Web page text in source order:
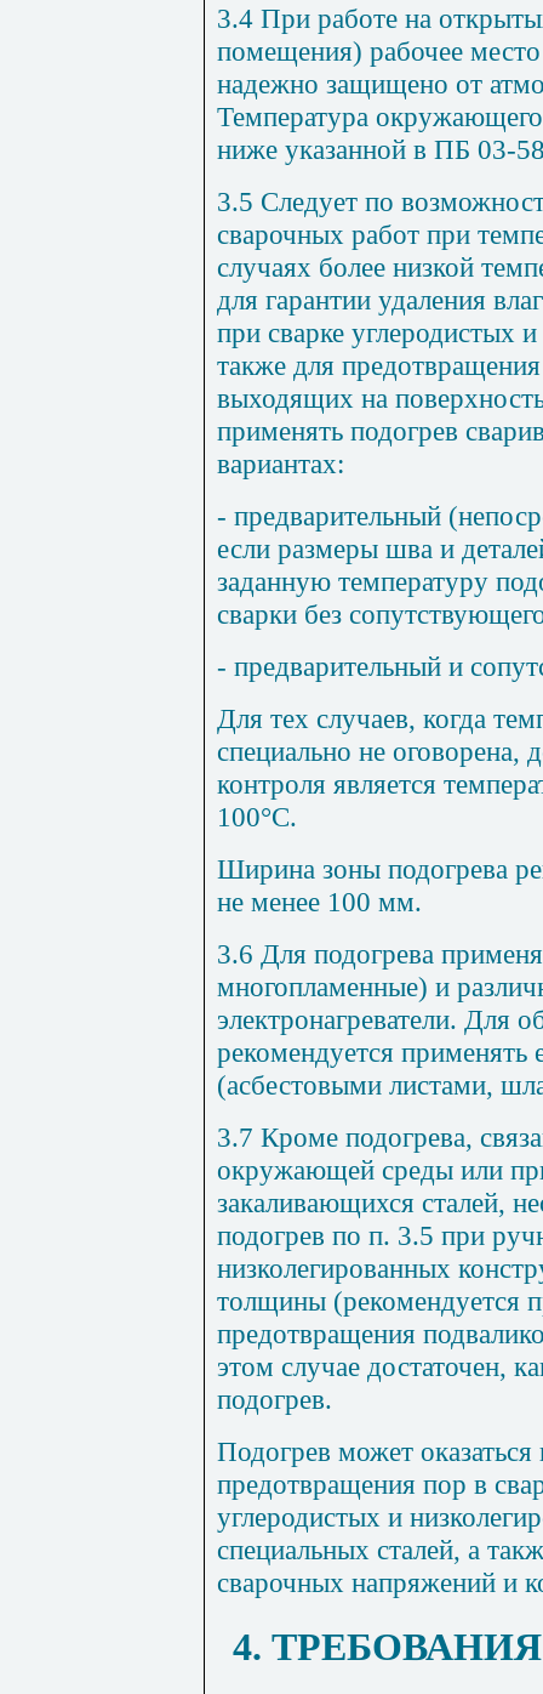
3.4 При работе на
помещения) рабочее
надежно защищено от
Температура
ниже указанной в ПБ 03-
3.5 Следует по
сварочных работ при
случаях более низкой
для гарантии удаления
при сварке углеродистых
также для
выходящих на
применять подогрев
вариантах:
- предварительный
если размеры шва и
заданную температуру
сварки без
- предварительный и
Для тех случаев, когда
специально не оговорена,
контроля является
100°С.
Ширина зоны подогрева
не менее 100 мм.
3.6 Для подогрева
многопламенные) и
электронагреватели. Для
рекомендуется применять
(асбестовыми листами,
3.7 Кроме подогрева,
окружающей среды или
закаливающихся сталей,
подогрев по п. 3.5 при
низколегированных
толщины (рекомендуется
предотвращения
этом случае достаточен,
подогрев.
Подогрев может
предотвращения пор в
углеродистых и
специальных сталей, а
сварочных напряжений и
4.